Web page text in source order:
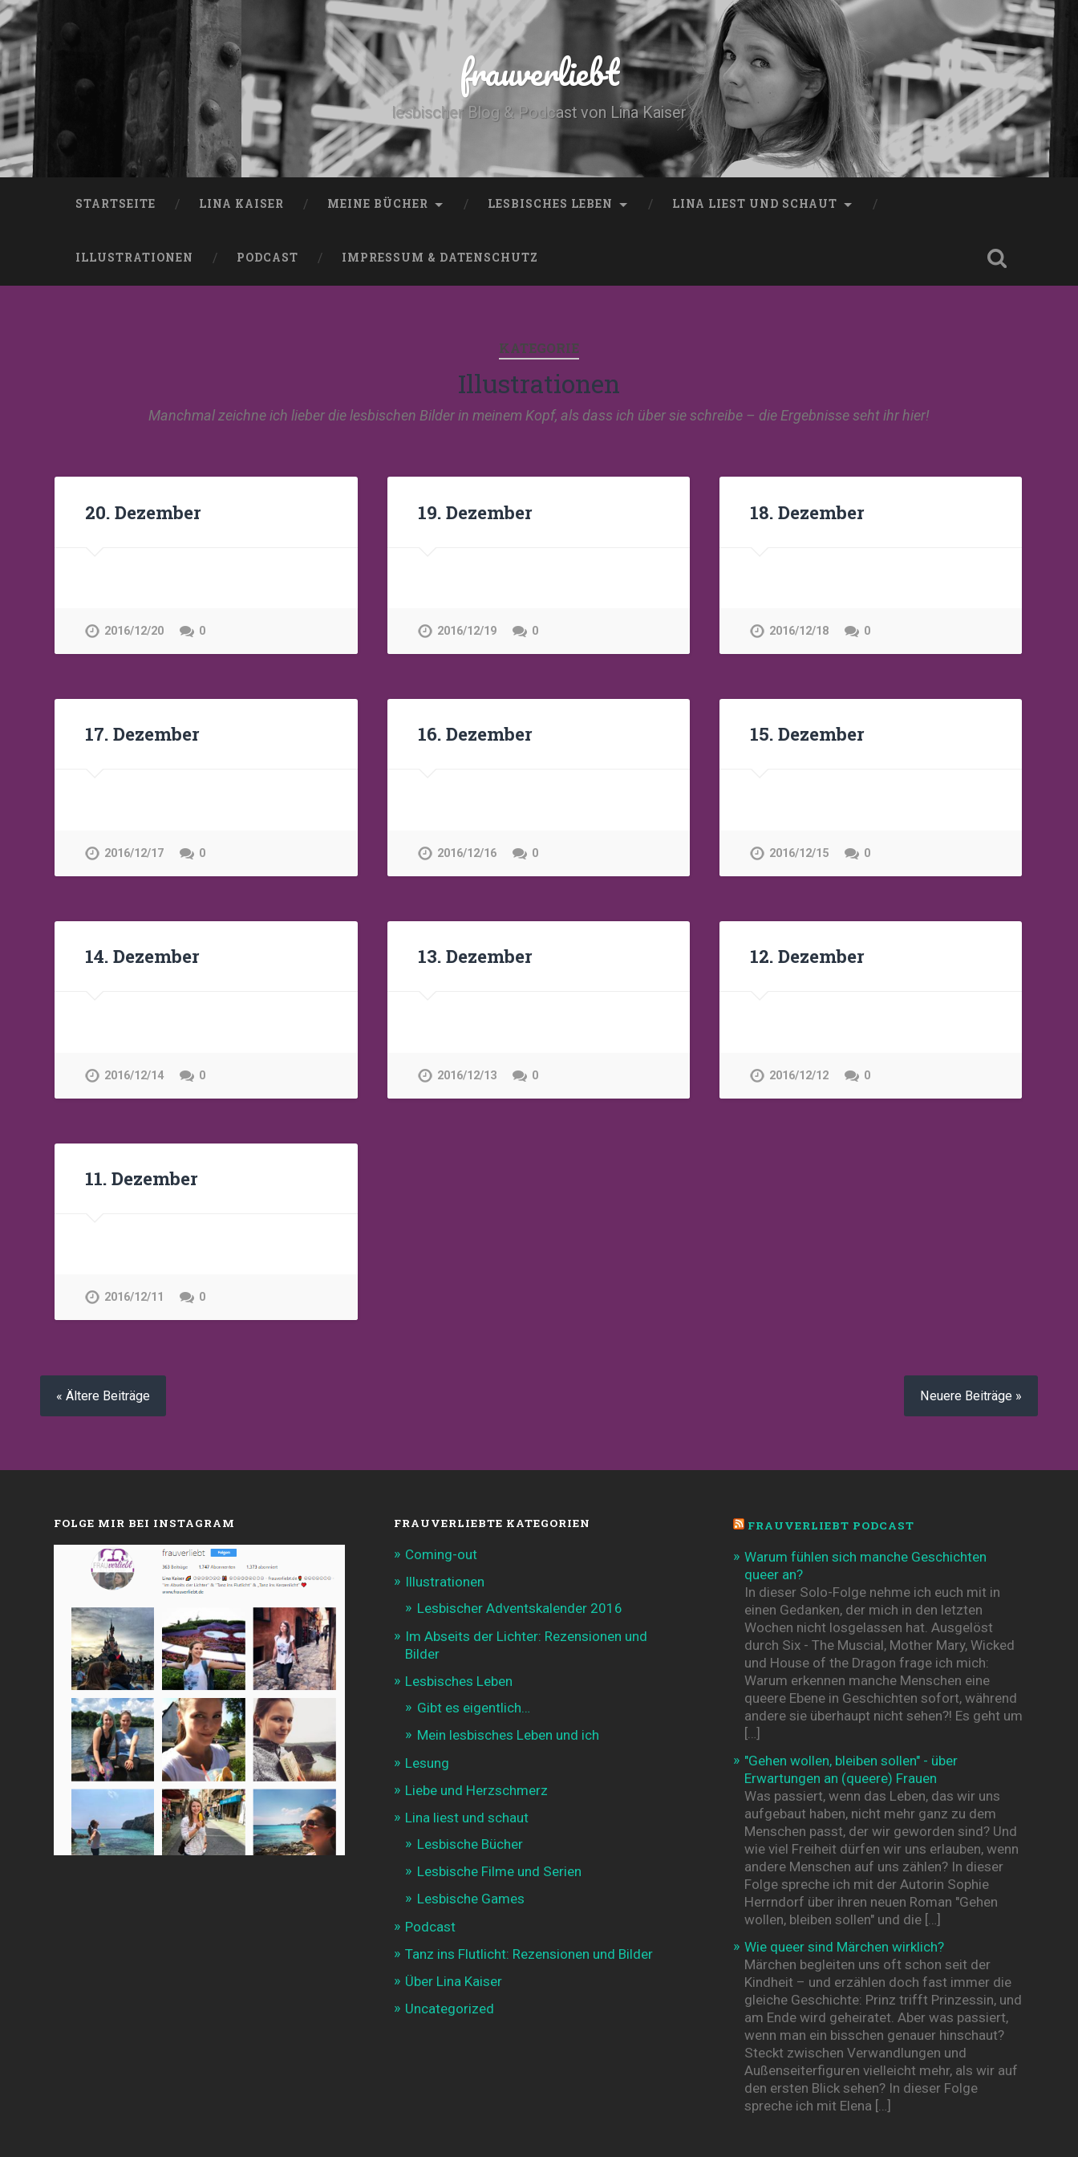
frauverliebt
lesbischer Blog & Podcast von Lina Kaiser
STARTSEITE LINA KAISER MEINE BÜCHER LESBISCHES LEBEN LINA LIEST UND SCHAUT
ILLUSTRATIONEN PODCAST IMPRESSUM & DATENSCHUTZ
KATEGORIE
Illustrationen
Manchmal zeichne ich lieber die lesbischen Bilder in meinem Kopf, als dass ich über sie schreibe – die Ergebnisse seht ihr hier!
20. Dezember
2016/12/20 0
19. Dezember
2016/12/19 0
18. Dezember
2016/12/18 0
17. Dezember
2016/12/17 0
16. Dezember
2016/12/16 0
15. Dezember
2016/12/15 0
14. Dezember
2016/12/14 0
13. Dezember
2016/12/13 0
12. Dezember
2016/12/12 0
11. Dezember
2016/12/11 0
« Ältere Beiträge Neuere Beiträge »
FOLGE MIR BEI INSTAGRAM FRAUVERLIEBTE KATEGORIEN
Coming-out
Illustrationen
Lesbischer Adventskalender 2016
Im Abseits der Lichter: Rezensionen und
Bilder
Lesbisches Leben
Gibt es eigentlich…
Mein lesbisches Leben und ich
Lesung
Liebe und Herzschmerz
Lina liest und schaut
Lesbische Bücher
Lesbische Filme und Serien
Lesbische Games
Podcast
Tanz ins Flutlicht: Rezensionen und Bilder
Über Lina Kaiser
Uncategorized
FRAUVERLIEBT PODCAST
Warum fühlen sich manche Geschichten
queer an?
In dieser Solo-Folge nehme ich euch mit in
einen Gedanken, der mich in den letzten
Wochen nicht losgelassen hat. Ausgelöst
durch Six - The Muscial, Mother Mary, Wicked
und House of the Dragon frage ich mich:
Warum erkennen manche Menschen eine
queere Ebene in Geschichten sofort, während
andere sie überhaupt nicht sehen?! Es geht um
[…]
"Gehen wollen, bleiben sollen" - über
Erwartungen an (queere) Frauen
Was passiert, wenn das Leben, das wir uns
aufgebaut haben, nicht mehr ganz zu dem
Menschen passt, der wir geworden sind? Und
wie viel Freiheit dürfen wir uns erlauben, wenn
andere Menschen auf uns zählen? In dieser
Folge spreche ich mit der Autorin Sophie
Herrndorf über ihren neuen Roman "Gehen
wollen, bleiben sollen" und die […]
Wie queer sind Märchen wirklich?
Märchen begleiten uns oft schon seit der
Kindheit – und erzählen doch fast immer die
gleiche Geschichte: Prinz trifft Prinzessin, und
am Ende wird geheiratet. Aber was passiert,
wenn man ein bisschen genauer hinschaut?
Steckt zwischen Verwandlungen und
Außenseiterfiguren vielleicht mehr, als wir auf
den ersten Blick sehen? In dieser Folge
spreche ich mit Elena […]